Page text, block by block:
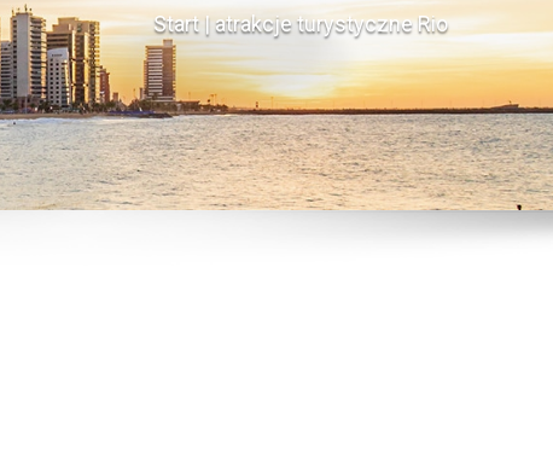
Start |atrakcje turystyczne Rio